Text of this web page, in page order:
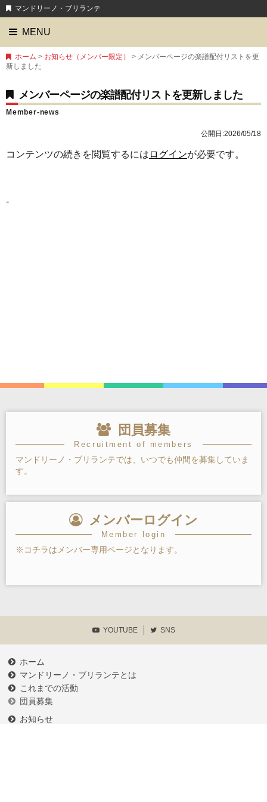
マンドリーノ・ブリランテ
MENU
ホーム > お知らせ（メンバー限定）
> メンバーページの楽譜配付リストを更
新しました
メンバーページの楽譜配付リストを更新しました
Member-news
公開日:2026/05/18
コンテンツの続きを閲覧するには ログインが必要です。
-
団員募集
Recruitment of members
マンドリーノ・ブリランテでは、いつでも仲間を募集していま
す。
メンバーログイン
Member login
※コチラはメンバー専用ページとなります。
YOUTUBE SNS
ホーム
マンドリーノ・ブリランテとは
これまでの活動
団員募集
お知らせ